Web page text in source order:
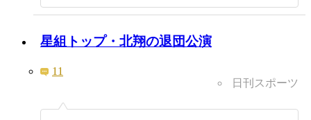
星組トップ・北翔の退団公演
11
日刊スポーツ